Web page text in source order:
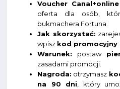
Voucher
oferta dla osób,
bukmachera Fortuna.
Jak skorzystać:
wpisz kod promocyjny.
Warunek: postaw
zasadami promocji.
Nagroda: otrzymasz
na 90 dni, który